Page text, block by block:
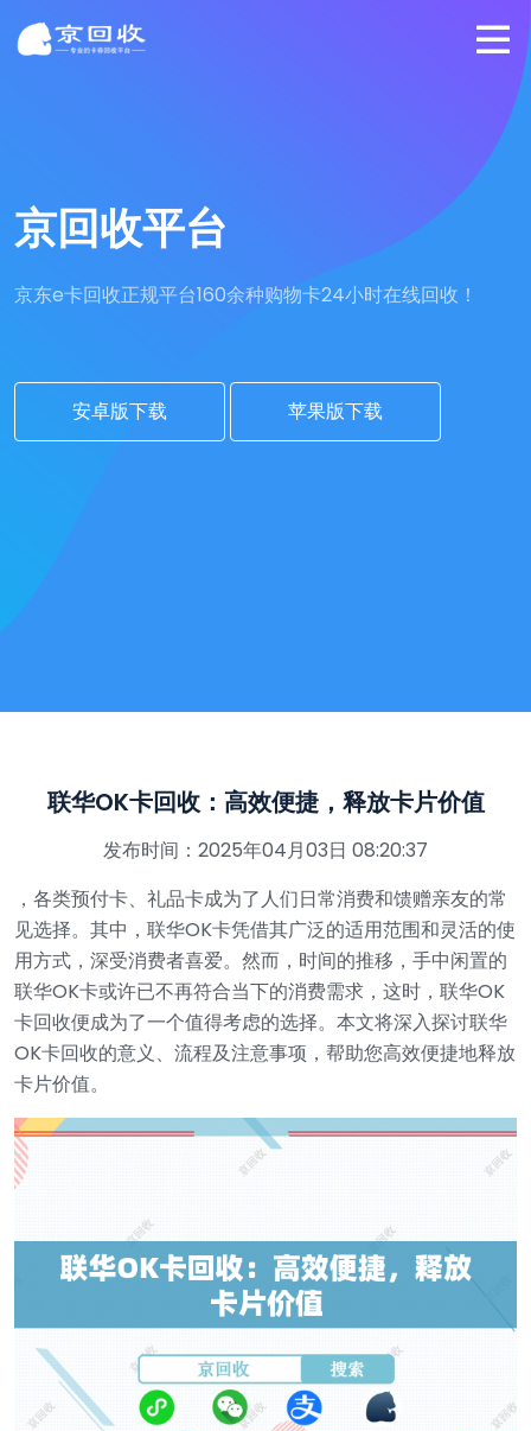
京回收平台
京东e卡回收正规平台160余种购物卡24小时在线回收！
安卓版下载 苹果版下载
联华OK卡回收：高效便捷，释放卡片价值
发布时间：2025年04月03日 08:20:37
，各类预付卡、礼品卡成为了人们日常消费和馈赠亲友的常
见选择。其中，联华OK卡凭借其广泛的适用范围和灵活的使
用方式，深受消费者喜爱。然而，时间的推移，手中闲置的
联华OK卡或许已不再符合当下的消费需求，这时，联华OK
卡回收便成为了一个值得考虑的选择。本文将深入探讨联华
OK卡回收的意义、流程及注意事项，帮助您高效便捷地释放
卡片价值。